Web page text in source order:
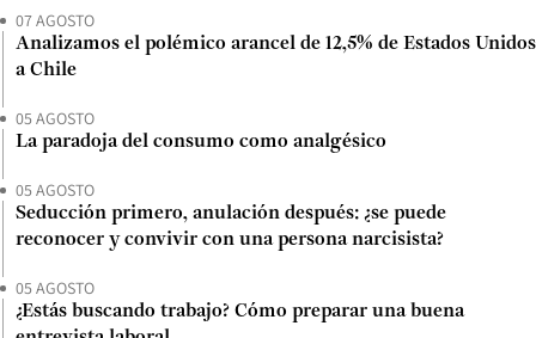
07 AGOSTO
Analizamos el polémico arancel de 12,5% de Estados Unidos
a Chile
05 AGOSTO
La paradoja del consumo como analgésico
05 AGOSTO
Seducción primero, anulación después: ¿se puede
reconocer y convivir con una persona narcisista?
05 AGOSTO
¿Estás buscando trabajo? Cómo preparar una buena